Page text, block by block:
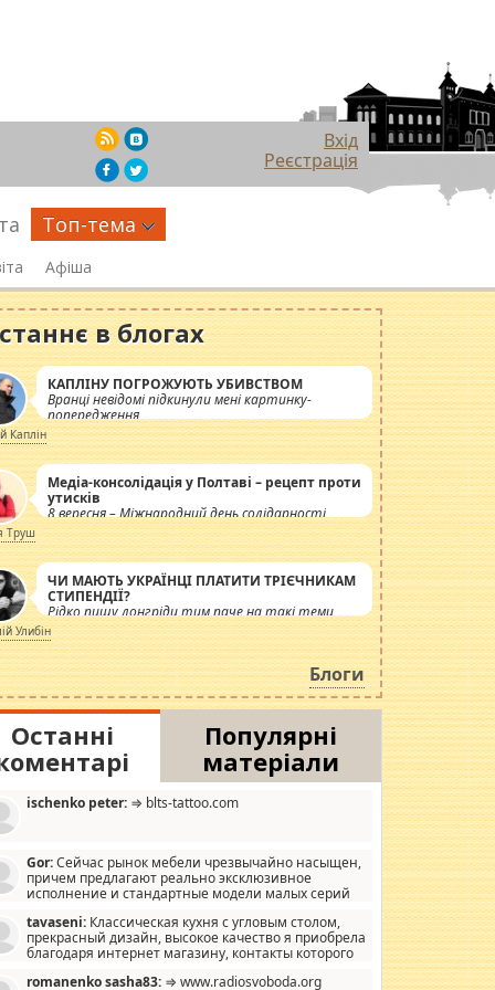
Вхід
Реєстрація
Топ-тема
Афіша
в блогах
КАПЛІНУ ПОГРОЖУЮТЬ УБИВСТВОМ
Вранці невідомі підкинули мені картинку-
попередження
Каплін
Медіа-консолідація у Полтаві – рецепт проти
утисків
8 вересня – Міжнародний день солідарності
журналістів.
Труш
ЧИ МАЮТЬ УКРАЇНЦІ ПЛАТИТИ ТРІЄЧНИКАМ
СТИПЕНДІЇ?
Рідко пишу лонгріди тим паче на такі теми,
але вже просто дістало! Обурюють сьогоднішні
інсенуації навколо стипендіального питання.
Штучно роздувається ще одна соціальна
катастрофа.
Улибін
Блоги
Останні
Популярні
матеріали
ischenko peter: ⇒ blts-tattoo.com
Gor:Сейчас рынок мебели чрезвычайно насыщен,
причем предлагают реально эксклюзивное
исполнение и стандартные модели малых серий
мало походит на стандартные формы, в MebelOk,
и что главное - со вкусом все в порядке,
ненужных наворотов удорожающих мебель, а это не
tavaseni: Классическая кухня с угловым столом,
прекрасный дизайн, высокое качество я приобрела
благодаря интернет магазину, контакты которого
romanenko sasha83: ⇒ www.radiosvoboda.org